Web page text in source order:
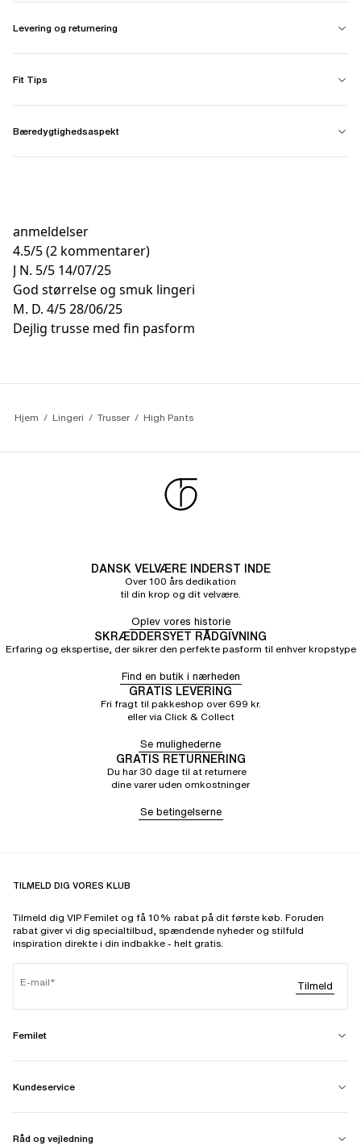
Levering og returnering
Fit Tips
Bæredygtighedsaspekt
anmeldelser
4.5/5(2 kommentarer)
J N. 5/5 14/07/25
God størrelse og smuk lingeri
M. D. 4/528/06/25
Dejlig trusse med fin pasform
Hjem Lingeri Trusser High Pants
DANSK VELVÆRE INDERST INDE
Over 100 års dedikation
til din krop og dit velvære.
Oplev vores historie
SKRÆDDERSYET RÅDGIVNING
Erfaring og ekspertise, der sikrer den perfekte pasform til enhver kropstype
Find en butik i nærheden
GRATIS LEVERING
Fri fragt til pakkeshop over 699 kr.
eller via Click & Collect
Se mulighederne
GRATIS RETURNERING
Du har 30 dage til at returnere
dine varer uden omkostninger
Se betingelserne
TILMELD DIG VORES KLUB
Tilmeld dig VIP Femilet og få 10% rabat på dit første køb. Foruden
rabat giver vi dig specialtilbud, spændende nyheder og stilfuld
inspiration direkte i din indbakke - helt gratis.
E-mail Tilmeld
Femilet
Kundeservice
Råd og vejledning